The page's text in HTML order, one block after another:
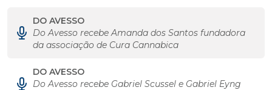
DO AVESSO
Do Avesso recebe Amanda dos Santos fundadora
da associação de Cura Cannabica
DO AVESSO
Do Avesso recebe Gabriel Scussel e Gabriel Eyng